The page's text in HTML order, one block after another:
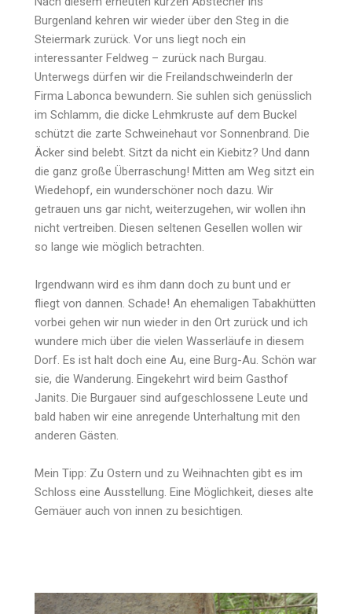
Burgenland kehren wir wieder über den Steg in die
Steiermark zurück. Vor uns liegt noch ein
interessanter Feldweg – zurück nach Burgau.
Unterwegs dürfen wir die Freilandschweinderln der
Firma Labonca bewundern. Sie suhlen sich genüsslich
im Schlamm, die dicke Lehmkruste auf dem Buckel
schützt die zarte Schweinehaut vor Sonnenbrand. Die
Äcker sind belebt. Sitzt da nicht ein Kiebitz? Und dann
die ganz große Überraschung! Mitten am Weg sitzt ein
Wiedehopf, ein wunderschöner noch dazu. Wir
getrauen uns gar nicht, weiterzugehen, wir wollen ihn
nicht vertreiben. Diesen seltenen Gesellen wollen wir
so lange wie möglich betrachten.
Irgendwann wird es ihm dann doch zu bunt und er
fliegt von dannen. Schade! An ehemaligen Tabakhütten
vorbei gehen wir nun wieder in den Ort zurück und ich
wundere mich über die vielen Wasserläufe in diesem
Dorf. Es ist halt doch eine Au, eine Burg-Au. Schön war
sie, die Wanderung. Eingekehrt wird beim Gasthof
Janits. Die Burgauer sind aufgeschlossene Leute und
bald haben wir eine anregende Unterhaltung mit den
anderen Gästen.
Mein Tipp: Zu Ostern und zu Weihnachten gibt es im
Schloss eine Ausstellung. Eine Möglichkeit, dieses alte
Gemäuer auch von innen zu besichtigen.